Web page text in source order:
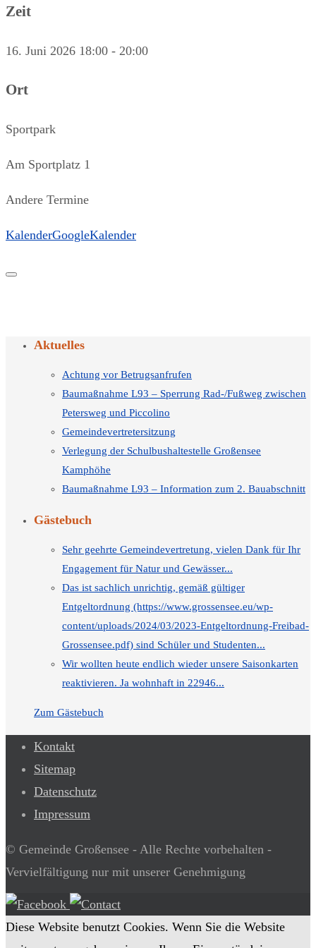
Zeit
16. Juni 2026 18:00 - 20:00
Ort
Sportpark
Am Sportplatz 1
Andere Termine
KalenderGoogleKalender
Aktuelles
Achtung vor Betrugsanfrufen
Baumaßnahme L93 – Sperrung Rad-/Fußweg zwischen
Petersweg und Piccolino
Gemeindevertretersitzung
Verlegung der Schulbushaltestelle Großensee
Kamphöhe
Baumaßnahme L93 – Information zum 2. Bauabschnitt
Gästebuch
Sehr geehrte Gemeindevertretung, vielen Dank für Ihr
Engagement für Natur und Gewässer...
Das ist sachlich unrichtig, gemäß gültiger
Entgeltordnung (https://www.grossensee.eu/wp-
content/uploads/2024/03/2023-Entgeltordnung-Freibad-
Grossensee.pdf) sind Schüler und Studenten...
Wir wollten heute endlich wieder unsere Saisonkarten
reaktivieren. Ja wohnhaft in 22946...
Zum Gästebuch
Kontakt
Sitemap
Datenschutz
Impressum
© Gemeinde Großensee - Alle Rechte vorbehalten -
Vervielfältigung nur mit unserer Genehmigung
Diese Website benutzt Cookies. Wenn Sie die Website